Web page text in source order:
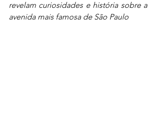
revelam curiosidades e história sobre a
avenida mais famosa de São Paulo